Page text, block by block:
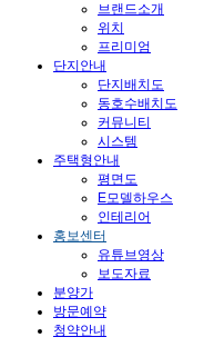
브랜드소개
위치
프리미엄
단지안내
단지배치도
동호수배치도
커뮤니티
시스템
주택형안내
평면도
E모델하우스
인테리어
홍보센터
유튜브영상
보도자료
분양가
방문예약
청약안내